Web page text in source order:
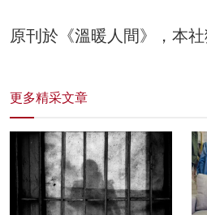
原刊於《溫暖人間》，本社
更多精采文章